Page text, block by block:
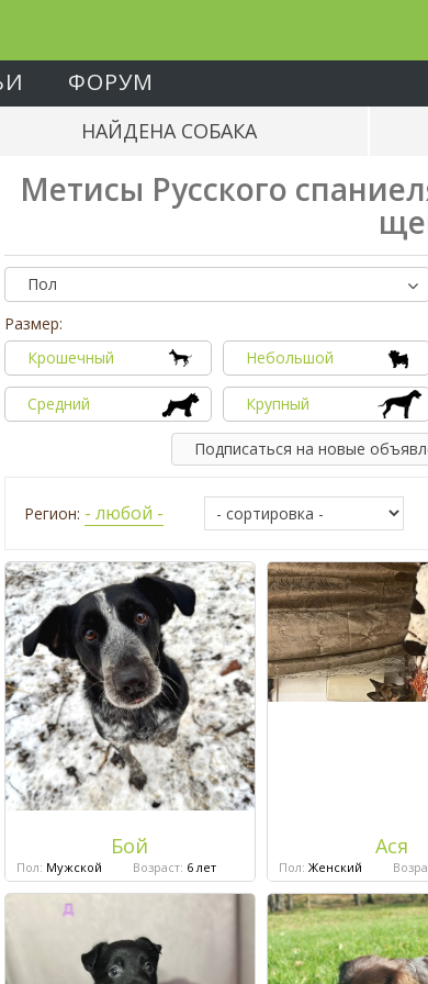
ФОРУМ
НАЙДЕНА СОБАКА
Метисы Русского
Пол
Размер:
Крошечный
Небольшой
Средний Крупный
Подписаться на новые
Регион: - любой -
Бой
Пол: Мужской Возраст: 6 лет
Ася
Пол: Женский